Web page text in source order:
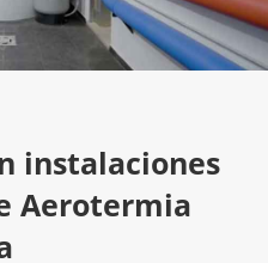
instalaciones
Aerotermia